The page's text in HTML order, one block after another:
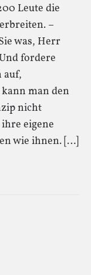
Leute die
–
was, Herr
fordere
auf,
man den
nicht
eigene
wie ihnen. […]